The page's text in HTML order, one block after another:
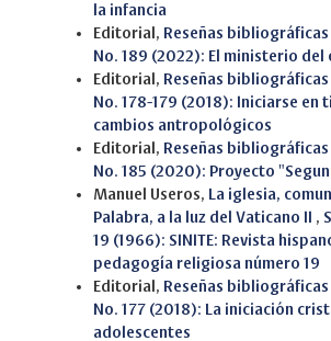
la infancia
Editorial, Reseñas bibliográficas
No. 189 (2022): El ministerio del
Editorial, Reseñas bibliográficas
No. 178-179 (2018): Iniciarse en
cambios antropológicos
Editorial, Reseñas bibliográficas
No. 185 (2020): Proyecto
Manuel Useros, La iglesia,
Palabra, a la luz del Vaticano II ,
19 (1966): SINITE: Revista
pedagogía religiosa número 19
Editorial, Reseñas bibliográficas
No. 177 (2018): La iniciación
adolescentes